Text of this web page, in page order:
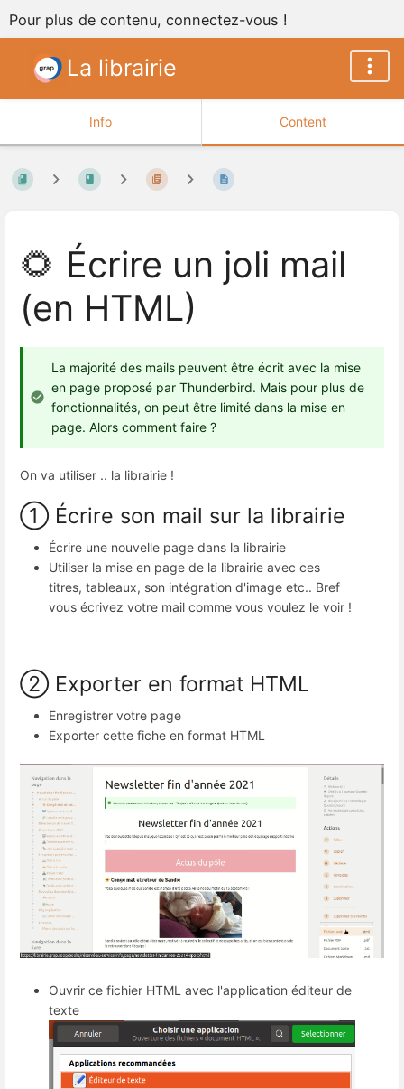
Pour plus de contenu, connectez-vous !
La librairie
Info Content
🌻 Écrire un joli mail
(en HTML)
La majorité des mails peuvent être écrit avec la mise
en page proposé par Thunderbird. Mais pour plus de
fonctionnalités, on peut être limité dans la mise en
page. Alors comment faire ?
On va utiliser .. la librairie !
① Écrire son mail sur la librairie
Écrire une nouvelle page dans la librairie
Utiliser la mise en page de la librairie avec ces
titres, tableaux, son intégration d'image etc.. Bref
vous écrivez votre mail comme vous voulez le voir !
② Exporter en format HTML
Enregistrer votre page
Exporter cette fiche en format HTML
Ouvrir ce fichier HTML avec l'application éditeur de
texte